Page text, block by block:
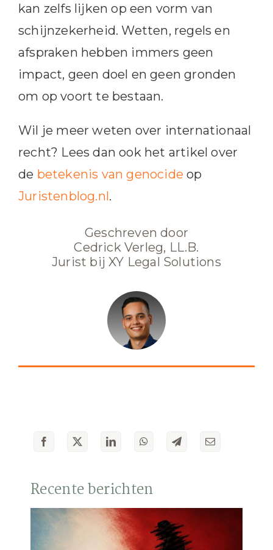
Recente berichten
kan zelfs lijken op een vorm van
schijnzekerheid. Wetten, regels en
afspraken hebben immers geen
impact, geen doel en geen gronden
om op voort te bestaan.
Wil je meer weten over internationaal
recht? Lees dan ook het artikel over
de betekenis van genocide op
Juristenblog.nl.
Geschreven door
Cedrick Verleg, LL.B.
Jurist bij XY Legal Solutions